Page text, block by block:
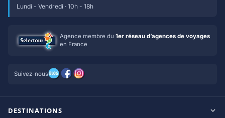
Lundi - Vendredi · 10h - 18h
Agence membre du 1er réseau d’agences de voyages
en France
Suivez-nous
DESTINATIONS